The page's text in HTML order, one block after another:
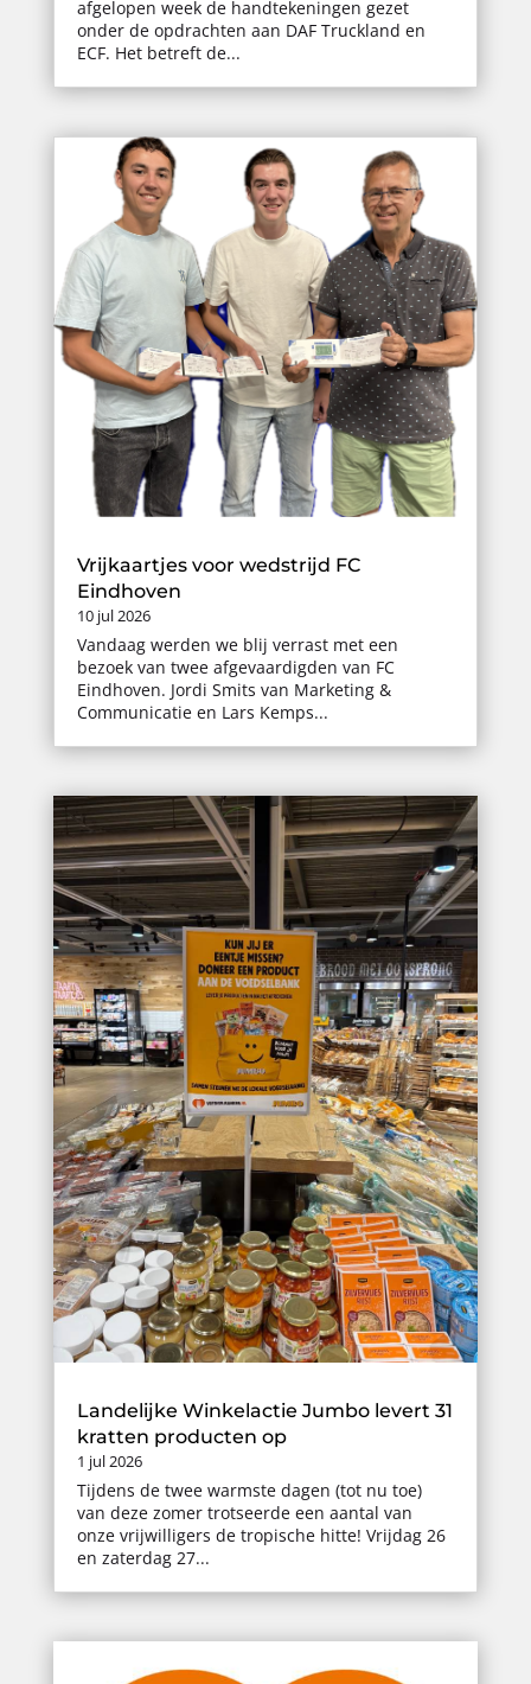
afgelopen week de handtekeningen gezet
onder de opdrachten aan DAF Truckland en
ECF. Het betreft de...
Vrijkaartjes voor wedstrijd FC
Eindhoven
10 jul 2026
Vandaag werden we blij verrast met een
bezoek van twee afgevaardigden van FC
Eindhoven. Jordi Smits van Marketing &
Communicatie en Lars Kemps...
Landelijke Winkelactie Jumbo levert 31
kratten producten op
1 jul 2026
Tijdens de twee warmste dagen (tot nu toe)
van deze zomer trotseerde een aantal van
onze vrijwilligers de tropische hitte! Vrijdag 26
en zaterdag 27...